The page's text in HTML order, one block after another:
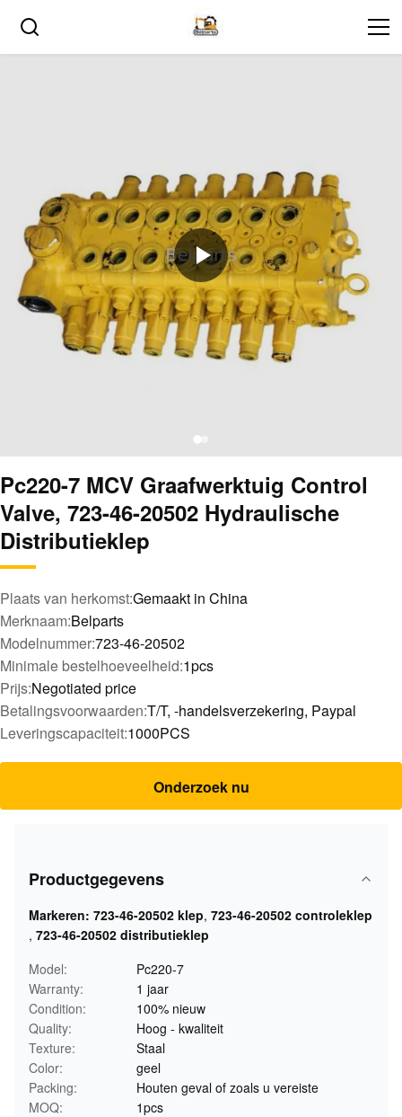
Pc220-7 MCV Graafwerktuig Control
Valve, 723-46-20502 Hydraulische
Distributieklep
Plaats van herkomst:Gemaakt in China
Merknaam:Belparts
Modelnummer:723-46-20502
Minimale bestelhoeveelheid:1pcs
Prijs:Negotiated price
Betalingsvoorwaarden:T/T, -handelsverzekering, Paypal
Leveringscapaciteit:1000PCS
Onderzoek nu
Productgegevens
Markeren: 723-46-20502 klep, 723-46-20502 controleklep
, 723-46-20502 distributieklep
Model:
Pc220-7
Warranty:
1 jaar
Condition:
100% nieuw
Quality:
Hoog - kwaliteit
Texture:
Staal
Color:
geel
Packing:
Houten geval of zoals u vereiste
MOQ:
1pcs